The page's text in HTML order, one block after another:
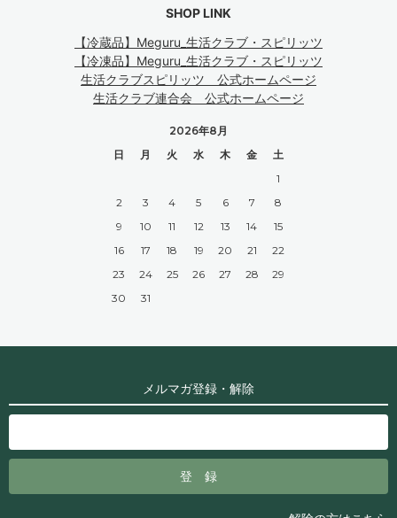
SHOP LINK
【冷蔵品】Meguru_生活クラブ・スピリッツ
【冷凍品】Meguru_生活クラブ・スピリッツ
生活クラブスピリッツ 公式ホームページ
生活クラブ連合会 公式ホームページ
2026年8月
日
月 火 水 木 金
土
1
2
3 4 5 6 7
8
9
10 11 12 13 14
15
16
17 18 19 20 21
22
23
24 25 26 27 28
29
30
31
メルマガ登録・解除